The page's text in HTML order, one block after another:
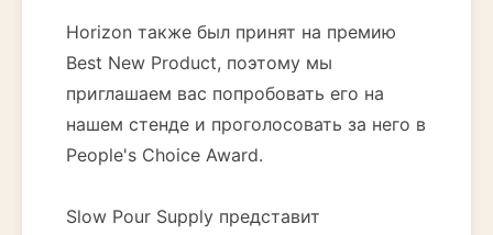
Horizon также был принят на премию
Best New Product, поэтому мы
приглашаем вас попробовать его на
нашем стенде и проголосовать за него в
People's Choice Award.
Slow Pour Supply представит